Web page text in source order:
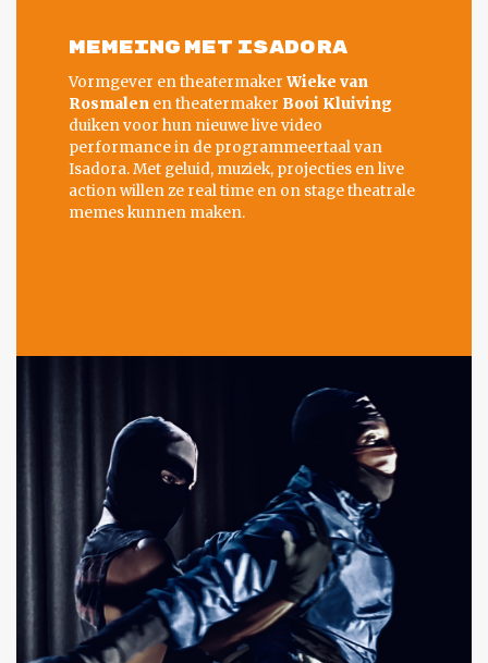
MEMEING MET ISADORA
Vormgever en theatermaker Wieke van
Rosmalenen theatermaker Booi Kluiving
duiken voor hun nieuwe live video
performance in de programmeertaal van
Isadora. Met geluid, muziek, projecties en live
action willen ze real time en on stage theatrale
memes kunnen maken.